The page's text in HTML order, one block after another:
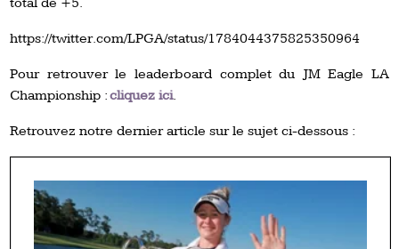
https://twitter.com/LPGA/status/1784044375825350964
Pour retrouver le leaderboard complet du JM Eagle LA
Championship :cliquez ici.
Retrouvez notre dernier article sur le sujet ci-dessous :